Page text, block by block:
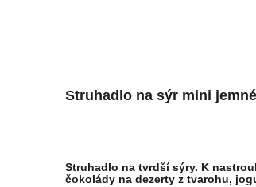
Struhadlo na sýr mini
Struhadlo na tvrdší sýry. K
čokolády na dezerty z tvarohu,